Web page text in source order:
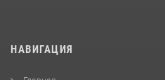
НАВИГАЦИЯ